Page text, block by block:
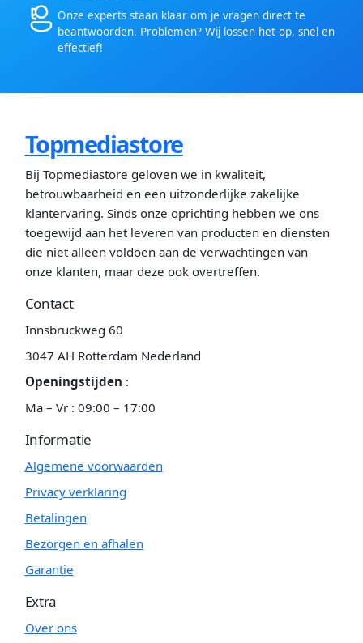
Onze experts staan klaar om je vragen direct te
beantwoorden. Problemen? Wij lossen het op, snel en
effectief!
Topmediastore
Bij Topmediastore geloven we in kwaliteit,
betrouwbaarheid en een uitzonderlijke zakelijke
klantervaring. Sinds onze oprichting hebben we ons
toegewijd aan het leveren van producten en diensten
die niet alleen voldoen aan de verwachtingen van
onze klanten, maar deze ook overtreffen.
Contact
Innsbruckweg 60
3047 AH Rotterdam Nederland
Openingstijden :
Ma – Vr : 09:00 – 17:00
Informatie
Algemene voorwaarden
Privacy verklaring
Betalingen
Bezorgen en afhalen
Garantie
Extra
Over ons